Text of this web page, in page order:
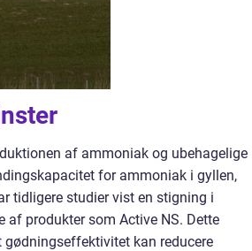
af ammoniak og ubehagelige
for ammoniak i gyllen,
tidligere studier vist en stigning i
af produkter som Active NS. Dette
kan reducere